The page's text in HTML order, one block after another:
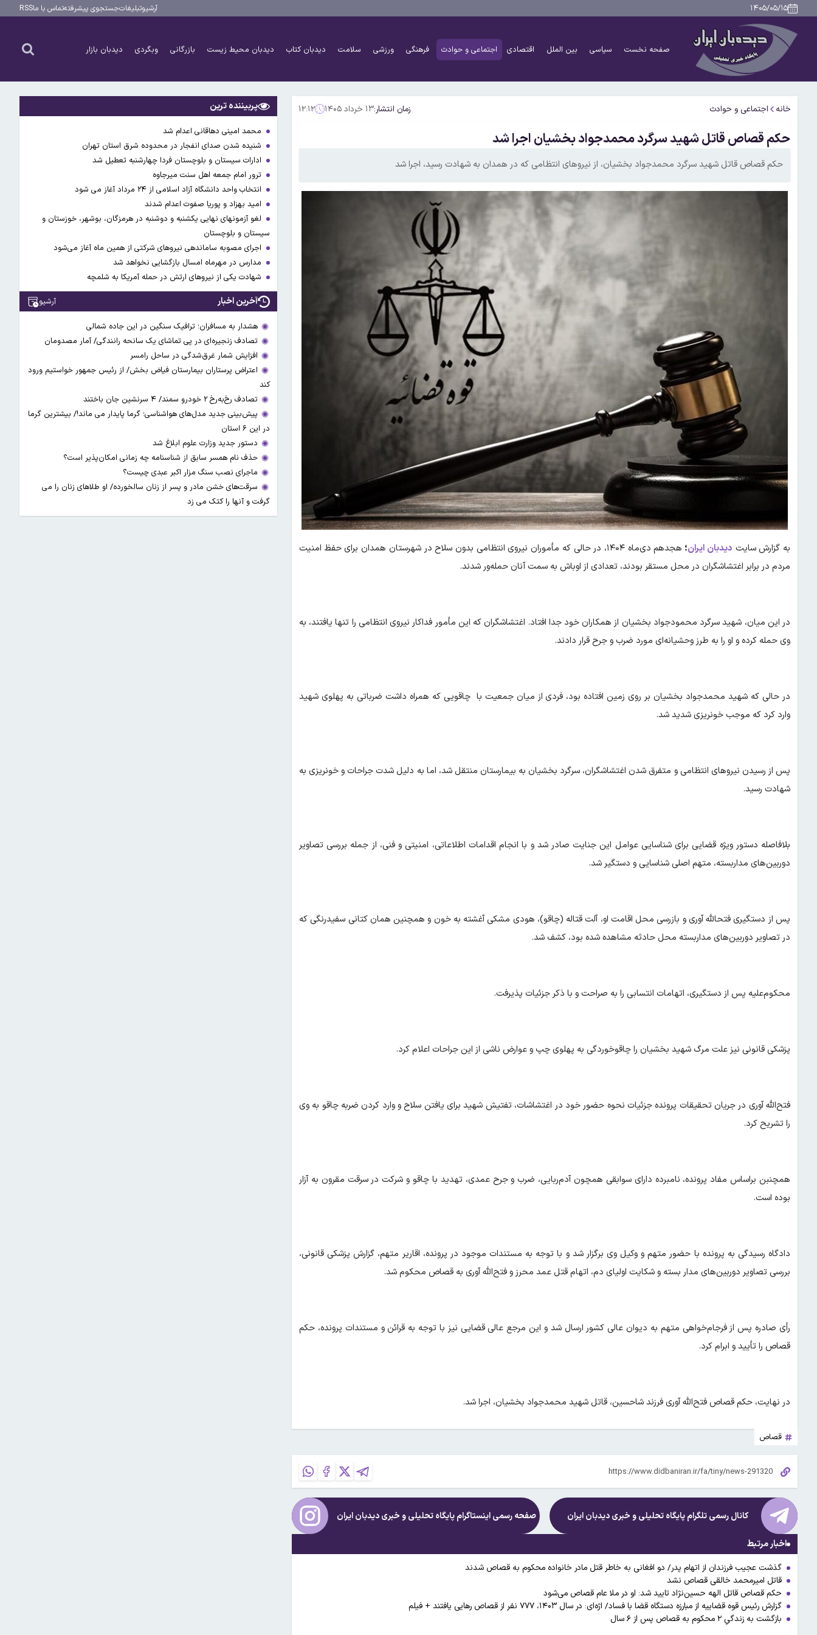
۱۴۰۵/۰۵/۱۵ آرشیوتبلیغاتجستجوی پیشرفتهتماس با ماRSS
صفحه نخست سیاسی بین الملل اقتصادی اجتماعی و حوادث فرهنگی ورزشی سلامت دیدبان کتاب دیدبان محیط زیست بازرگانی وبگردی دیدبان بازار
خانه اجتماعی و حوادث زمان انتشار:۱۳ خرداد ۱۴۰۵ ۱۲:۱۲
حکم قصاص قاتل شهید سرگرد محمدجواد بخشیان اجرا شد
حکم قصاص قاتل شهید سرگرد محمدجواد بخشیان، از نیروهای انتظامی که در همدان به شهادت رسید، اجرا شد
به گزارش سایت دیدبان ایران؛
هجدهم دی‌ماه ۱۴۰۴، در حالی که مأموران نیروی انتظامی بدون سلاح در شهرستان همدان برای حفظ امنیت
مردم در برابر اغتشاشگران در محل مستقر بودند، تعدادی از اوباش به سمت آنان حمله‌ور شدند.
در این میان، شهید سرگرد محمودجواد بخشیان از همکاران خود جدا افتاد. اغتشاشگران که این مأمور فداکار نیروی انتظامی را تنها یافتند، به
وی حمله کرده و او را به طرز وحشیانه‌ای مورد ضرب و جرح قرار دادند.
در حالی که شهید محمدجواد بخشیان بر روی زمین افتاده بود، فردی از میان جمعیت با چاقویی که همراه داشت ضرباتی به پهلوی شهید
وارد کرد که موجب خونریزی شدید شد.
پس از رسیدن نیروهای انتظامی و متفرق شدن اغتشاشگران، سرگرد بخشیان به بیمارستان منتقل شد، اما به دلیل شدت جراحات و خونریزی به
شهادت رسید.
بلافاصله دستور ویژه قضایی برای شناسایی عوامل این جنایت صادر شد و با انجام اقدامات اطلاعاتی، امنیتی و فنی، از جمله بررسی تصاویر
دوربین‌های مداربسته، متهم اصلی شناسایی و دستگیر شد.
پس از دستگیری فتح‎الله آوری و بازرسی محل اقامت او، آلت قتاله (چاقو)، هودی مشکی آغشته به خون و همچنین همان کتانی سفیدرنگی که
در تصاویر دوربین‌های مداربسته محل حادثه مشاهده شده بود، کشف شد.
محکوم‌علیه پس از دستگیری، اتهامات انتسابی را به صراحت و با ذکر جزئیات پذیرفت.
پزشکی قانونی نیز علت مرگ شهید بخشیان را چاقوخوردگی به پهلوی چپ و عوارض ناشی از این جراحات اعلام کرد.
فتح‌الله آوری در جریان تحقیقات پرونده جزئیات نحوه حضور خود در اغتشاشات، تفتیش شهید برای یافتن سلاح و وارد کردن ضربه چاقو به وی
را تشریح کرد.
همچنبن براساس مفاد پرونده، نامبرده دارای سوابقی همچون آدم‌ربایی، ضرب و جرح عمدی، تهدید با چاقو و شرکت در سرقت مقرون به آزار
بوده است.
دادگاه رسیدگی به پرونده با حضور متهم و وکیل وی برگزار شد و با توجه به مستندات موجود در پرونده، اقاریر متهم، گزارش پزشکی قانونی،
بررسی تصاویر دوربین‌های مدار بسته و شکایت اولیای دم، اتهام قتل عمد محرز و فتح‌الله آوری به قصاص محکوم شد.
رأی صادره پس از فرجام‌خواهی متهم به دیوان عالی کشور ارسال شد و این مرجع عالی قضایی نیز با توجه به قرائن و مستندات پرونده، حکم
قصاص را تأیید و ابرام کرد.
در نهایت، حکم قصاص فتح‌الله آوری فرزند شاحسین، قاتل شهید محمدجواد بخشیان، اجرا شد.
قصاص
کانال رسمی تلگرام پایگاه تحلیلی و خبریدیدبان ایران صفحه رسمی اینستاگرام پایگاه تحلیلی و خبریدیدبان ایران
اخبار مرتبط
گذشت عجیب فرزندان از اتهام پدر/ دو افغانی به خاطر قتل مادر خانواده محکوم به قصاص شدند
قاتل امیرمحمد خالقی قصاص نشد
حکم قصاص قاتل الهه حسین‌نژاد تایید شد: او در ملا عام قصاص می‌شود
گزارش رئیس قوه قضاییه از مبارزه دستگاه قضا با فساد/ اژه‌ای: در سال ۱۴۰۳، ۷۷۷ نفر از قصاص رهایی یافتند + فیلم
بازگشت به زندگیِ ۲ محکوم به قصاص پس از ۶ سال
پربیننده ترین
محمد امینی دهاقانی اعدام شد
شنیده شدن صدای انفجار در محدوده شرق استان تهران
ادارات سیستان و بلوچستان فردا چهارشنبه تعطیل شد
ترور امام جمعه اهل سنت میرجاوه
انتخاب واحد دانشگاه آزاد اسلامی از ۲۴ مرداد آغاز می شود
امید بهزاد و پوریا صفوت اعدام شدند
لغو آزمونهای نهایی یکشنبه و دوشنبه در هرمزگان، بوشهر، خوزستان و
سیستان و بلوچستان
اجرای مصوبه ساماندهی نیرو‌های شرکتی از همین ماه آغاز می‌شود
مدارس در مهرماه امسال بازگشایی نخواهد شد
شهادت یکی از نیروهای ارتش در حمله آمریکا به شلمچه
آخرین اخبار آرشیو
هشدار به مسافران؛ ترافیک سنگین در این جاده شمالی
تصادف زنجیره‌ای در پی تماشای یک سانحه رانندگی/ آمار مصدومان
افزایش شمار غرق‌شدگی در ساحل رامسر
اعتراض پرستاران بیمارستان فیاض بخش/ از رئیس جمهور خواستیم ورود
کند
تصادف رخ‌به‌رخ ۲ خودرو سمند/ ۴ سرنشین جان باختند
پیش‌بینی جدید مدل‌های هواشناسی؛ گرما پایدار می ماند!/ بیشترین گرما
در این ۶ استان
دستور جدید وزارت علوم ابلاغ شد
حذف نام همسر سابق از شناسنامه چه زمانی امکان‌پذیر است؟
ماجرای نصب سنگ مزار اکبر عبدی چیست؟
سرقت‌های خشن مادر و پسر از زنان سالخورده/ او طلاهای زنان را می
گرفت و آنها را کتک می زد